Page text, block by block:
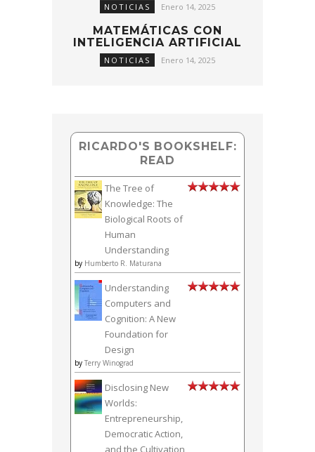
NOTICIAS Enero 14, 2025
MATEMÁTICAS CON
INTELIGENCIA ARTIFICIAL
NOTICIAS Enero 14, 2025
RICARDO'S BOOKSHELF:
READ
The Tree of
Knowledge: The
Biological Roots of
Human
Understanding
by Humberto R. Maturana
Understanding
Computers and
Cognition: A New
Foundation for
Design
by Terry Winograd
Disclosing New
Worlds:
Entrepreneurship,
Democratic Action,
and the Cultivation